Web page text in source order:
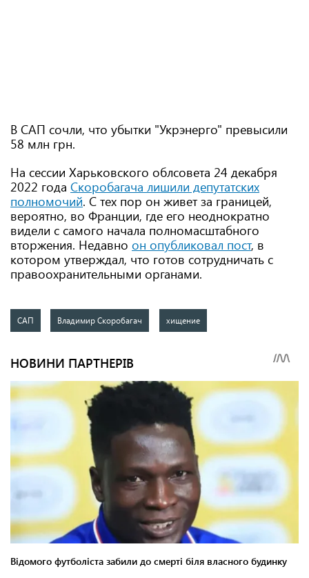
В САП сочли, что убытки "Укрэнерго" превысили
58 млн грн.
На сессии Харьковского облсовета 24 декабря
2022 года Скоробагача лишили депутатских
полномочий. С тех пор он живет за границей,
вероятно, во Франции, где его неоднократно
видели с самого начала полномасштабного
вторжения. Недавно он опубликовал пост, в
котором утверждал, что готов сотрудничать с
правоохранительными органами.
САП Владимир Скоробагач хищение